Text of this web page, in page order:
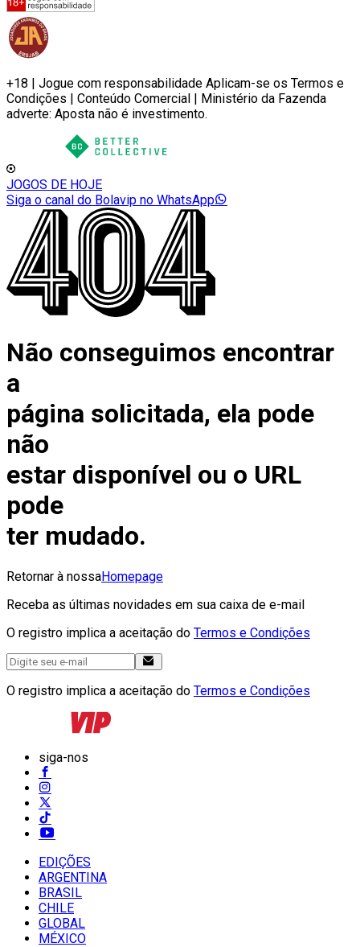
+18 | Jogue com responsabilidade Aplicam-se os Termos e
Condições | Conteúdo Comercial | Ministério da Fazenda
adverte: Aposta não é investimento.
JOGOS DE HOJE
Siga o canal do Bolavip no WhatsApp
Não conseguimos encontrar
a
página solicitada, ela pode
não
estar disponível ou o URL
pode
ter mudado.
Retornar à nossaHomepage
Receba as últimas novidades em sua caixa de e-mail
O registro implica a aceitação do Termos e Condições
O registro implica a aceitação do Termos e Condições
siga-nos
EDIÇÕES
ARGENTINA
BRASIL
CHILE
GLOBAL
MÉXICO